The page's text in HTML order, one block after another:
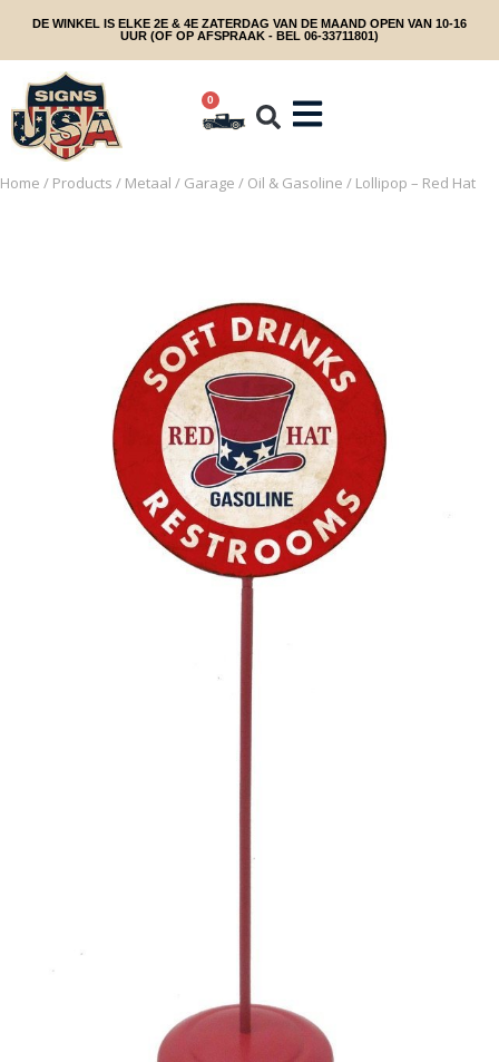
DE WINKEL IS ELKE 2E & 4E ZATERDAG VAN DE MAAND OPEN VAN 10-16
UUR (OF OP AFSPRAAK - BEL 06-33711801)
0
Home / Products / Metaal / Garage / Oil & Gasoline / Lollipop – Red Hat